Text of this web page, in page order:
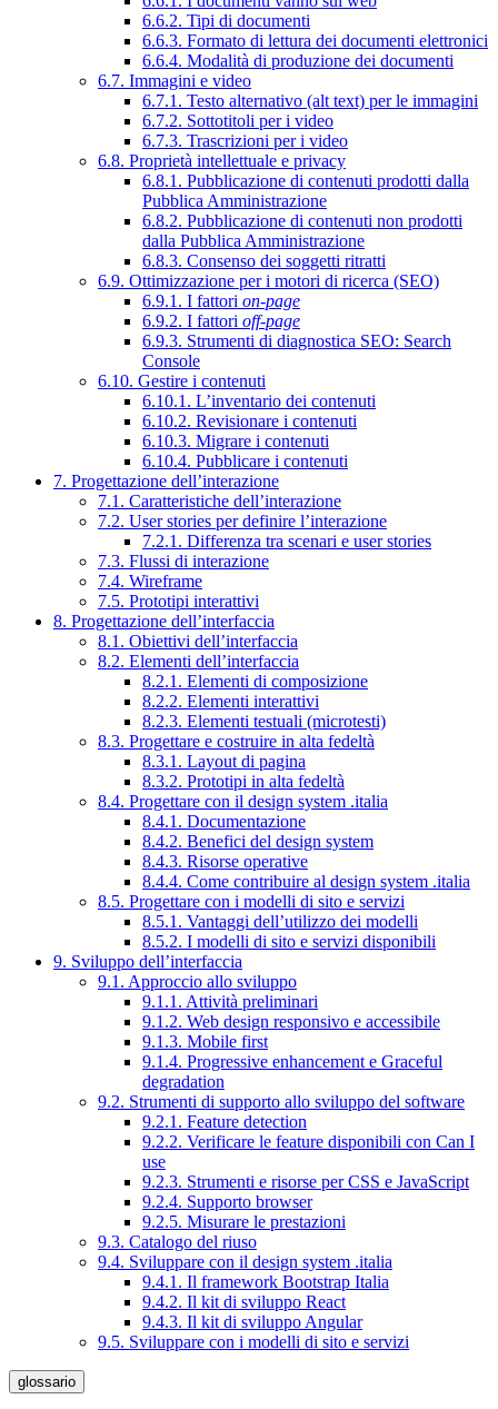
6.6.2. Tipi di documenti
6.6.3. Formato di lettura dei documenti elettronici
6.6.4. Modalità di produzione dei documenti
6.7. Immagini e video
6.7.1. Testo alternativo (alt text) per le immagini
6.7.2. Sottotitoli per i video
6.7.3. Trascrizioni per i video
6.8. Proprietà intellettuale e privacy
6.8.1. Pubblicazione di contenuti prodotti dalla
Pubblica Amministrazione
6.8.2. Pubblicazione di contenuti non prodotti
dalla Pubblica Amministrazione
6.8.3. Consenso dei soggetti ritratti
6.9. Ottimizzazione per i motori di ricerca (SEO)
6.9.1. I fattori on-page
6.9.2. I fattori off-page
6.9.3. Strumenti di diagnostica SEO: Search
Console
6.10. Gestire i contenuti
6.10.1. L’inventario dei contenuti
6.10.2. Revisionare i contenuti
6.10.3. Migrare i contenuti
6.10.4. Pubblicare i contenuti
7. Progettazione dell’interazione
7.1. Caratteristiche dell’interazione
7.2. User stories per definire l’interazione
7.2.1. Differenza tra scenari e user stories
7.3. Flussi di interazione
7.4. Wireframe
7.5. Prototipi interattivi
8. Progettazione dell’interfaccia
8.1. Obiettivi dell’interfaccia
8.2. Elementi dell’interfaccia
8.2.1. Elementi di composizione
8.2.2. Elementi interattivi
8.2.3. Elementi testuali (microtesti)
8.3. Progettare e costruire in alta fedeltà
8.3.1. Layout di pagina
8.3.2. Prototipi in alta fedeltà
8.4. Progettare con il design system .italia
8.4.1. Documentazione
8.4.2. Benefici del design system
8.4.3. Risorse operative
8.4.4. Come contribuire al design system .italia
8.5. Progettare con i modelli di sito e servizi
8.5.1. Vantaggi dell’utilizzo dei modelli
8.5.2. I modelli di sito e servizi disponibili
9. Sviluppo dell’interfaccia
9.1. Approccio allo sviluppo
9.1.1. Attività preliminari
9.1.2. Web design responsivo e accessibile
9.1.3. Mobile first
9.1.4. Progressive enhancement e Graceful
degradation
9.2. Strumenti di supporto allo sviluppo del software
9.2.1. Feature detection
9.2.2. Verificare le feature disponibili con Can I
use
9.2.3. Strumenti e risorse per CSS e JavaScript
9.2.4. Supporto browser
9.2.5. Misurare le prestazioni
9.3. Catalogo del riuso
9.4. Sviluppare con il design system .italia
9.4.1. Il framework Bootstrap Italia
9.4.2. Il kit di sviluppo React
9.4.3. Il kit di sviluppo Angular
9.5. Sviluppare con i modelli di sito e servizi
glossario